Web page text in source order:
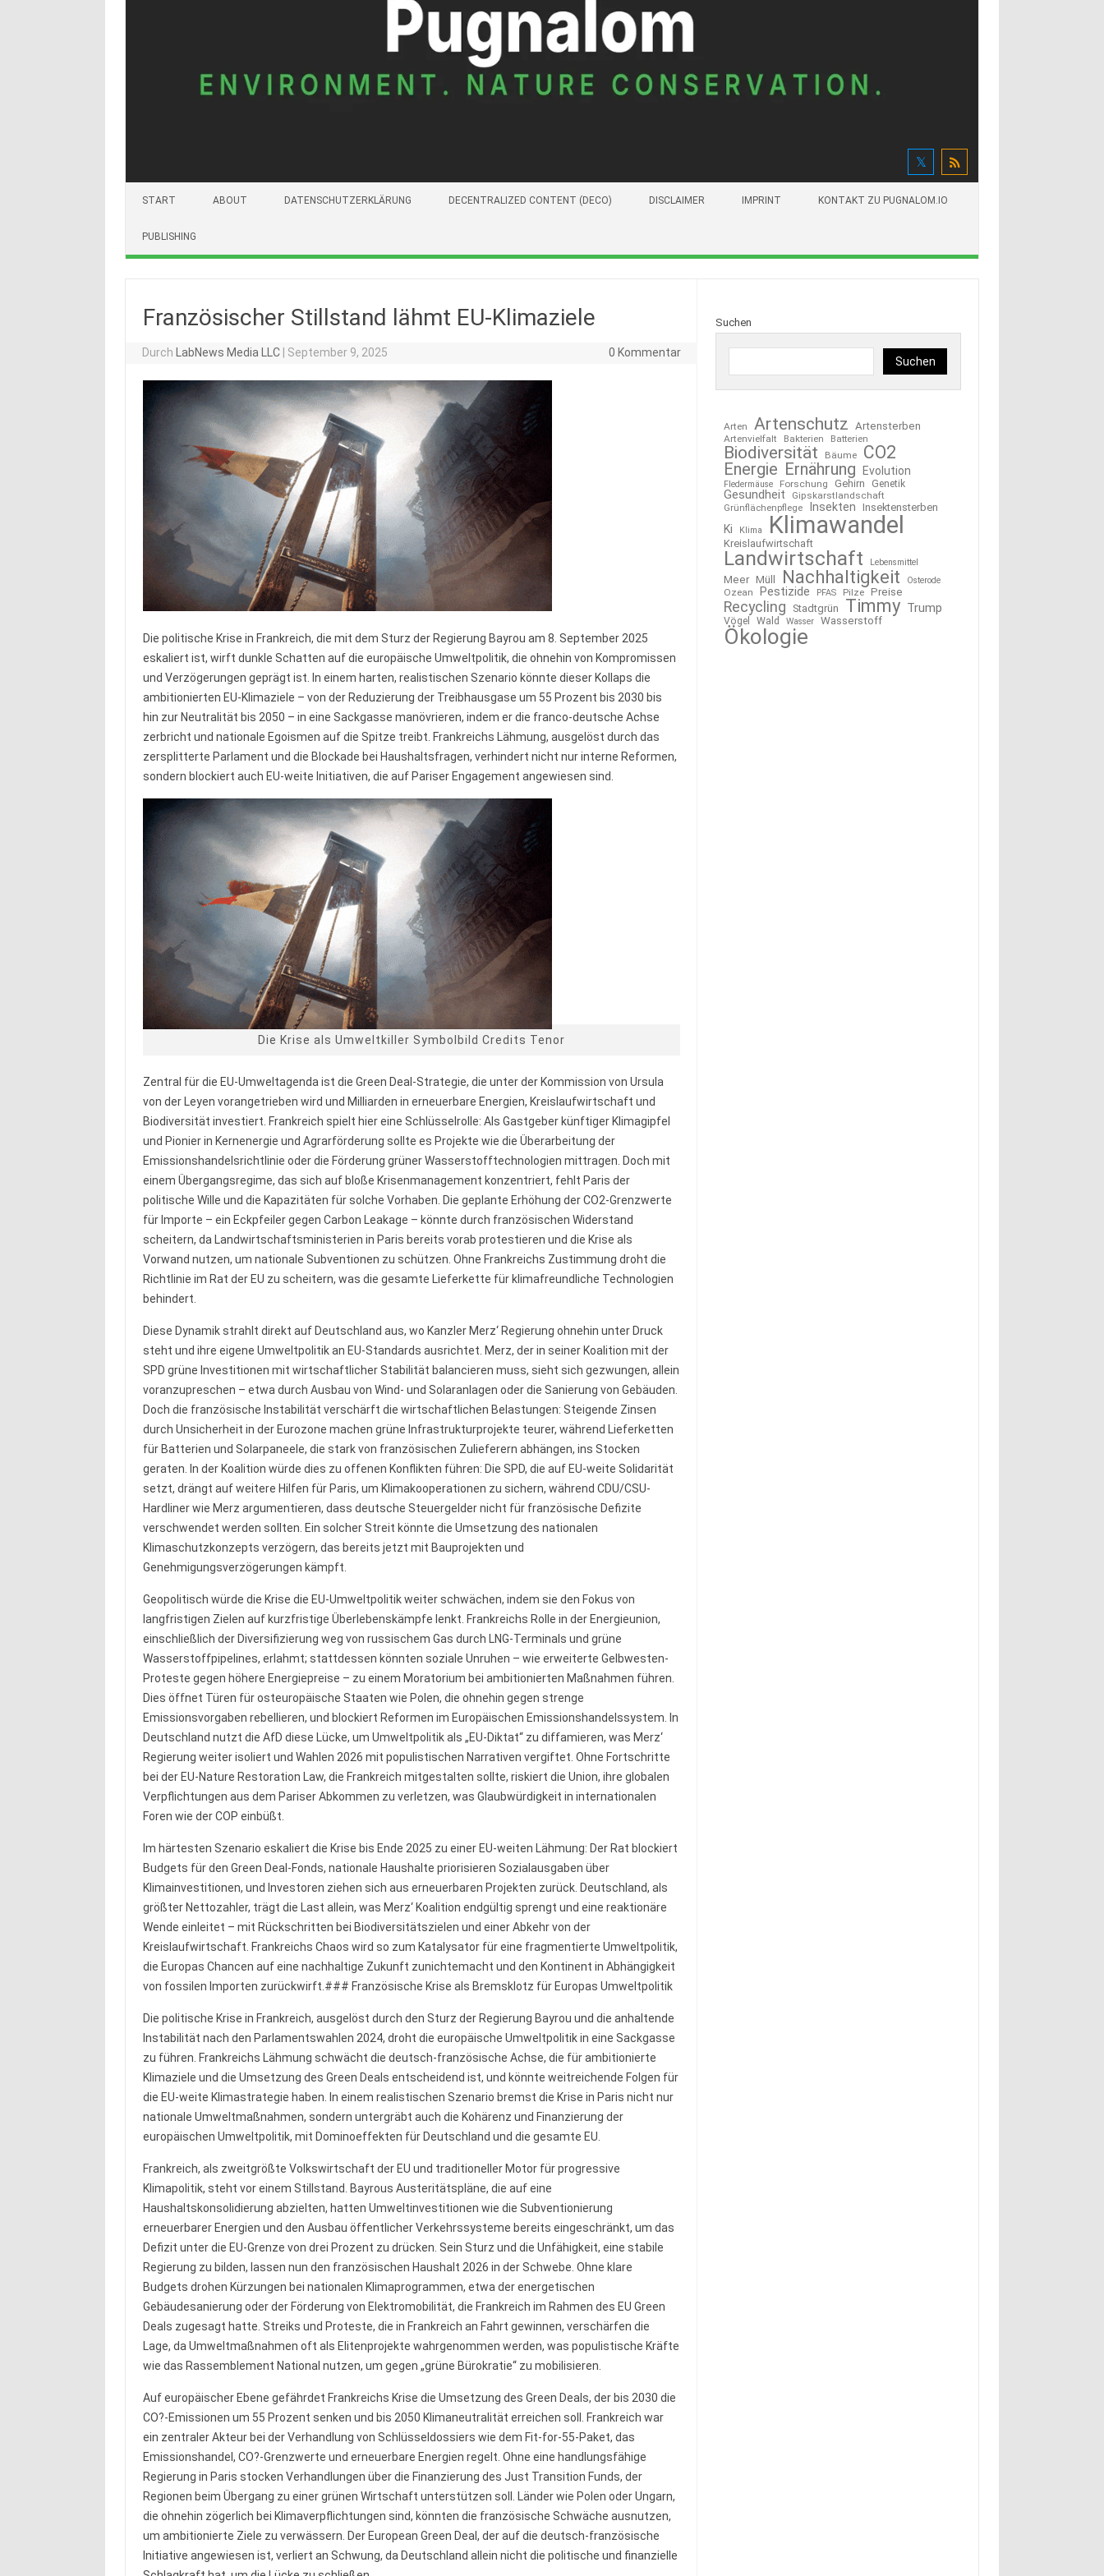
START ABOUT DATENSCHUTZERKLÄRUNG DECENTRALIZED CONTENT (DECO) DISCLAIMER IMPRINT KONTAKT ZU PUGNALOM.IO
PUBLISHING
Französischer Stillstand lähmt EU-Klimaziele
Durch LabNews Media LLC September 9, 2025 0 Kommentar
Die politische Krise in Frankreich, die mit dem Sturz der Regierung Bayrou am 8. September 2025
eskaliert ist, wirft dunkle Schatten auf die europäische Umweltpolitik, die ohnehin von Kompromissen
und Verzögerungen geprägt ist. In einem harten, realistischen Szenario könnte dieser Kollaps die
ambitionierten EU-Klimaziele – von der Reduzierung der Treibhausgase um 55 Prozent bis 2030 bis
hin zur Neutralität bis 2050 – in eine Sackgasse manövrieren, indem er die franco-deutsche Achse
zerbricht und nationale Egoismen auf die Spitze treibt. Frankreichs Lähmung, ausgelöst durch das
zersplitterte Parlament und die Blockade bei Haushaltsfragen, verhindert nicht nur interne Reformen,
sondern blockiert auch EU-weite Initiativen, die auf Pariser Engagement angewiesen sind.
Die Krise als Umweltkiller Symbolbild Credits Tenor
Zentral für die EU-Umweltagenda ist die Green Deal-Strategie, die unter der Kommission von Ursula
von der Leyen vorangetrieben wird und Milliarden in erneuerbare Energien, Kreislaufwirtschaft und
Biodiversität investiert. Frankreich spielt hier eine Schlüsselrolle: Als Gastgeber künftiger Klimagipfel
und Pionier in Kernenergie und Agrarförderung sollte es Projekte wie die Überarbeitung der
Emissionshandelsrichtlinie oder die Förderung grüner Wasserstofftechnologien mittragen. Doch mit
einem Übergangsregime, das sich auf bloße Krisenmanagement konzentriert, fehlt Paris der
politische Wille und die Kapazitäten für solche Vorhaben. Die geplante Erhöhung der CO2-Grenzwerte
für Importe – ein Eckpfeiler gegen Carbon Leakage – könnte durch französischen Widerstand
scheitern, da Landwirtschaftsministerien in Paris bereits vorab protestieren und die Krise als
Vorwand nutzen, um nationale Subventionen zu schützen. Ohne Frankreichs Zustimmung droht die
Richtlinie im Rat der EU zu scheitern, was die gesamte Lieferkette für klimafreundliche Technologien
behindert.
Diese Dynamik strahlt direkt auf Deutschland aus, wo Kanzler Merz‘ Regierung ohnehin unter Druck
steht und ihre eigene Umweltpolitik an EU-Standards ausrichtet. Merz, der in seiner Koalition mit der
SPD grüne Investitionen mit wirtschaftlicher Stabilität balancieren muss, sieht sich gezwungen, allein
voranzupreschen – etwa durch Ausbau von Wind- und Solaranlagen oder die Sanierung von Gebäuden.
Doch die französische Instabilität verschärft die wirtschaftlichen Belastungen: Steigende Zinsen
durch Unsicherheit in der Eurozone machen grüne Infrastrukturprojekte teurer, während Lieferketten
für Batterien und Solarpaneele, die stark von französischen Zulieferern abhängen, ins Stocken
geraten. In der Koalition würde dies zu offenen Konflikten führen: Die SPD, die auf EU-weite Solidarität
setzt, drängt auf weitere Hilfen für Paris, um Klimakooperationen zu sichern, während CDU/CSU-
Hardliner wie Merz argumentieren, dass deutsche Steuergelder nicht für französische Defizite
verschwendet werden sollten. Ein solcher Streit könnte die Umsetzung des nationalen
Klimaschutzkonzepts verzögern, das bereits jetzt mit Bauprojekten und
Genehmigungsverzögerungen kämpft.
Geopolitisch würde die Krise die EU-Umweltpolitik weiter schwächen, indem sie den Fokus von
langfristigen Zielen auf kurzfristige Überlebenskämpfe lenkt. Frankreichs Rolle in der Energieunion,
einschließlich der Diversifizierung weg von russischem Gas durch LNG-Terminals und grüne
Wasserstoffpipelines, erlahmt; stattdessen könnten soziale Unruhen – wie erweiterte Gelbwesten-
Proteste gegen höhere Energiepreise – zu einem Moratorium bei ambitionierten Maßnahmen führen.
Dies öffnet Türen für osteuropäische Staaten wie Polen, die ohnehin gegen strenge
Emissionsvorgaben rebellieren, und blockiert Reformen im Europäischen Emissionshandelssystem. In
Deutschland nutzt die AfD diese Lücke, um Umweltpolitik als „EU-Diktat“ zu diffamieren, was Merz‘
Regierung weiter isoliert und Wahlen 2026 mit populistischen Narrativen vergiftet. Ohne Fortschritte
bei der EU-Nature Restoration Law, die Frankreich mitgestalten sollte, riskiert die Union, ihre globalen
Verpflichtungen aus dem Pariser Abkommen zu verletzen, was Glaubwürdigkeit in internationalen
Foren wie der COP einbüßt.
Im härtesten Szenario eskaliert die Krise bis Ende 2025 zu einer EU-weiten Lähmung: Der Rat blockiert
Budgets für den Green Deal-Fonds, nationale Haushalte priorisieren Sozialausgaben über
Klimainvestitionen, und Investoren ziehen sich aus erneuerbaren Projekten zurück. Deutschland, als
größter Nettozahler, trägt die Last allein, was Merz‘ Koalition endgültig sprengt und eine reaktionäre
Wende einleitet – mit Rückschritten bei Biodiversitätszielen und einer Abkehr von der
Kreislaufwirtschaft. Frankreichs Chaos wird so zum Katalysator für eine fragmentierte Umweltpolitik,
die Europas Chancen auf eine nachhaltige Zukunft zunichtemacht und den Kontinent in Abhängigkeit
von fossilen Importen zurückwirft.### Französische Krise als Bremsklotz für Europas Umweltpolitik
Die politische Krise in Frankreich, ausgelöst durch den Sturz der Regierung Bayrou und die anhaltende
Instabilität nach den Parlamentswahlen 2024, droht die europäische Umweltpolitik in eine Sackgasse
zu führen. Frankreichs Lähmung schwächt die deutsch-französische Achse, die für ambitionierte
Klimaziele und die Umsetzung des Green Deals entscheidend ist, und könnte weitreichende Folgen für
die EU-weite Klimastrategie haben. In einem realistischen Szenario bremst die Krise in Paris nicht nur
nationale Umweltmaßnahmen, sondern untergräbt auch die Kohärenz und Finanzierung der
europäischen Umweltpolitik, mit Dominoeffekten für Deutschland und die gesamte EU.
Frankreich, als zweitgrößte Volkswirtschaft der EU und traditioneller Motor für progressive
Klimapolitik, steht vor einem Stillstand. Bayrous Austeritätspläne, die auf eine
Haushaltskonsolidierung abzielten, hatten Umweltinvestitionen wie die Subventionierung
erneuerbarer Energien und den Ausbau öffentlicher Verkehrssysteme bereits eingeschränkt, um das
Defizit unter die EU-Grenze von drei Prozent zu drücken. Sein Sturz und die Unfähigkeit, eine stabile
Regierung zu bilden, lassen nun den französischen Haushalt 2026 in der Schwebe. Ohne klare
Budgets drohen Kürzungen bei nationalen Klimaprogrammen, etwa der energetischen
Gebäudesanierung oder der Förderung von Elektromobilität, die Frankreich im Rahmen des EU Green
Deals zugesagt hatte. Streiks und Proteste, die in Frankreich an Fahrt gewinnen, verschärfen die
Lage, da Umweltmaßnahmen oft als Elitenprojekte wahrgenommen werden, was populistische Kräfte
wie das Rassemblement National nutzen, um gegen „grüne Bürokratie“ zu mobilisieren.
Auf europäischer Ebene gefährdet Frankreichs Krise die Umsetzung des Green Deals, der bis 2030 die
CO?-Emissionen um 55 Prozent senken und bis 2050 Klimaneutralität erreichen soll. Frankreich war
ein zentraler Akteur bei der Verhandlung von Schlüsseldossiers wie dem Fit-for-55-Paket, das
Emissionshandel, CO?-Grenzwerte und erneuerbare Energien regelt. Ohne eine handlungsfähige
Regierung in Paris stocken Verhandlungen über die Finanzierung des Just Transition Funds, der
Regionen beim Übergang zu einer grünen Wirtschaft unterstützen soll. Länder wie Polen oder Ungarn,
die ohnehin zögerlich bei Klimaverpflichtungen sind, könnten die französische Schwäche ausnutzen,
um ambitionierte Ziele zu verwässern. Der European Green Deal, der auf die deutsch-französische
Initiative angewiesen ist, verliert an Schwung, da Deutschland allein nicht die politische und finanzielle
Suchen
Suchen
Arten Artenschutz Artensterben
Artenvielfalt Bakterien Batterien
Biodiversität Bäume CO2
Energie Ernährung Evolution
Fledermäuse Forschung Gehirn Genetik
Gesundheit Gipskarstlandschaft
Grünflächenpflege Insekten Insektensterben
Ki Klima Klimawandel
Kreislaufwirtschaft
Landwirtschaft Lebensmittel
Meer Müll Nachhaltigkeit Osterode
Ozean Pestizide PFAS Pilze Preise
Recycling Stadtgrün Timmy Trump
Vögel Wald Wasser Wasserstoff
Ökologie